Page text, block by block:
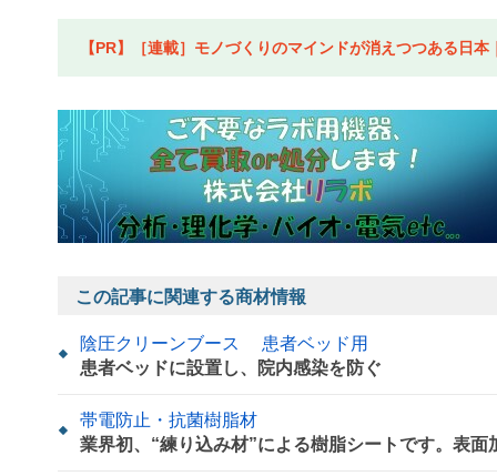
【PR】［連載］モノづくりのマインドが消えつつある日
この記事に関連する商材情報
陰圧クリーンブース 患者ベッド用
患者ベッドに設置し、院内感染を防ぐ
帯電防止・抗菌樹脂材
業界初、“練り込み材”による樹脂シートです。表